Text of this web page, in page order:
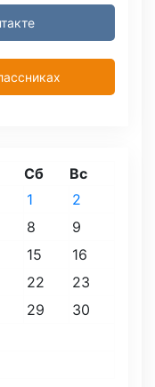
Сб Вс
1
2
8
9
15
16
22
23
29
30